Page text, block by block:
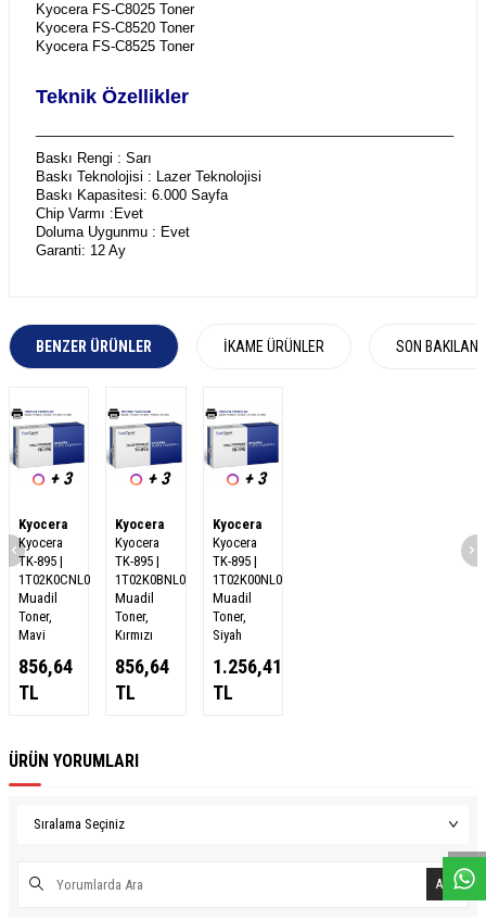
WhasappDeseHatt
Kyocera FS-C8025 Toner
Kyocera FS-C8520 Toner
Kyocera FS-C8525 Toner
Teknik Özellikler
Baskı Rengi : Sarı
Baskı Teknolojisi : Lazer Teknolojisi
Baskı Kapasitesi: 6.000 Sayfa
Chip Varmı :Evet
Doluma Uygunmu : Evet
Garanti: 12 Ay
BENZER ÜRÜNLER İKAME ÜRÜNLER SON
+ 3
Kyocera
Kyocera
TK-895 |
1T02K0CNL0
Muadil
Toner,
Mavi
856,64
TL
+ 3
Kyocera
Kyocera
TK-895 |
1T02K0BNL0
Muadil
Toner,
Kırmızı
856,64
TL
+ 3
Kyocera
Kyocera
TK-895 |
1T02K00NL0
Muadil
Toner,
Siyah
1.256,41
TL
ÜRÜN YORUMLARI
Ara